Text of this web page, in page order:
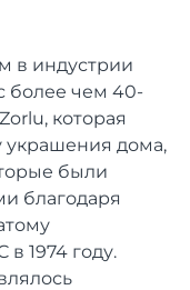
в индустрии
более чем 40-
которая
украшения дома,
были
благодаря
в 1974 году.